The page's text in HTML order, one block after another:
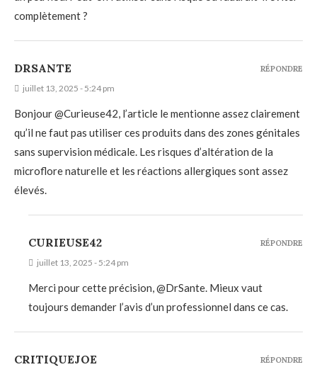
complètement ?
DRSANTE
juillet 13, 2025 - 5:24 pm
Bonjour @Curieuse42, l’article le mentionne assez clairement
qu’il ne faut pas utiliser ces produits dans des zones génitales
sans supervision médicale. Les risques d’altération de la
microflore naturelle et les réactions allergiques sont assez
élevés.
RÉPONDRE
CURIEUSE42
juillet 13, 2025 - 5:24 pm
Merci pour cette précision, @DrSante. Mieux vaut
toujours demander l’avis d’un professionnel dans ce cas.
RÉPONDRE
CRITIQUEJOE RÉPONDRE